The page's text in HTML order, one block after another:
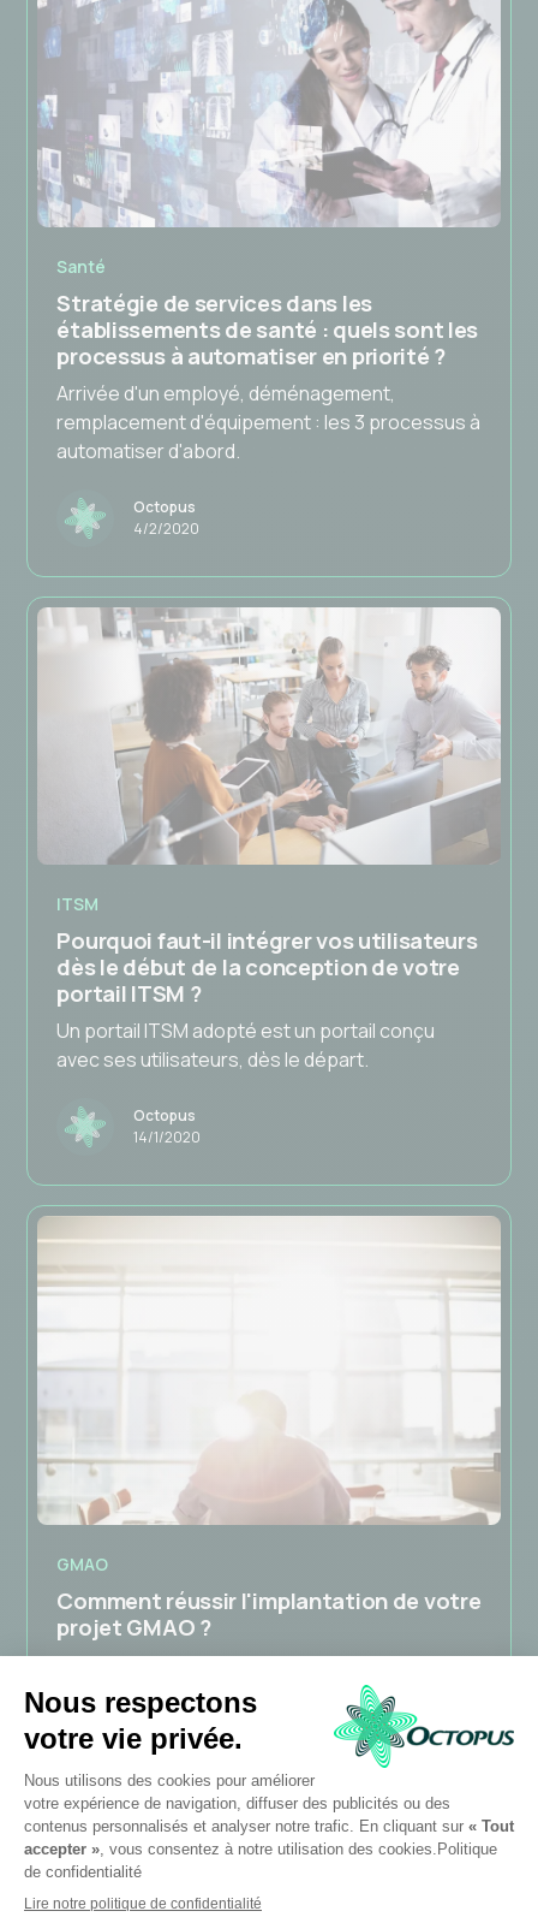
Santé
Stratégie de services dans les
établissements de santé : quels sont les
processus à automatiser en priorité ?
Arrivée d'un employé, déménagement,
remplacement d'équipement : les 3 processus à
automatiser d'abord.
Octopus
4/2/2020
ITSM
Pourquoi faut-il intégrer vos utilisateurs
dès le début de la conception de votre
portail ITSM ?
Un portail ITSM adopté est un portail conçu
avec ses utilisateurs, dès le départ.
Octopus
14/1/2020
GMAO
Comment réussir l'implantation de votre
projet GMAO ?
Gouvernance, conduite du changement, reprise
de données : les 5 clés d'une implantation
GMAO réussie.
Octopus
27/11/2019